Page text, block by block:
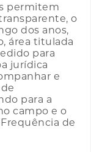
permitem
o
dos anos,
área titulada
para
jurídica
e
para a
campo e o
de